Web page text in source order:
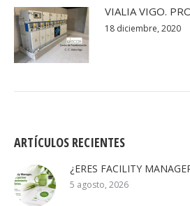
VIALIA VIGO.
18 diciembre, 2020
ARTÍCULOS RECIENTES
¿ERES FACILITY
5 agosto, 2026